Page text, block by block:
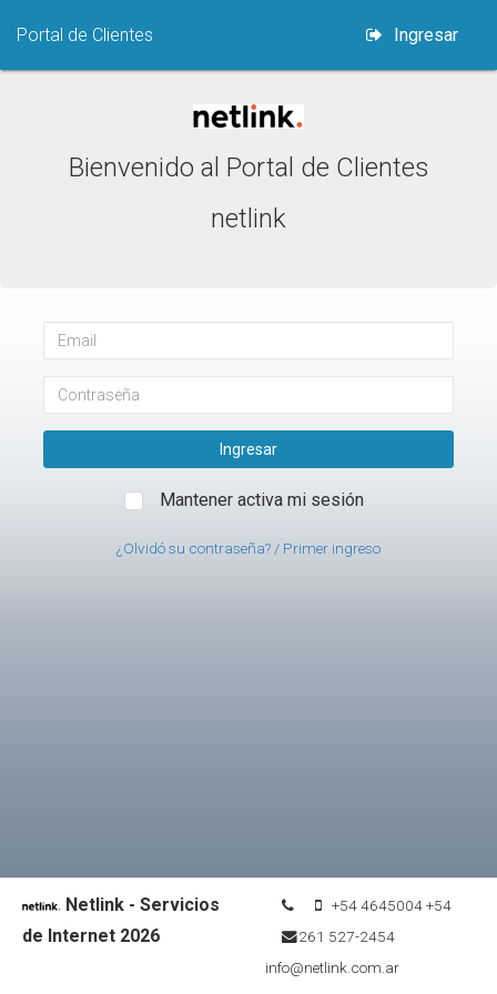
Portal de Clientes Ingresar
Bienvenido al Portal de Clientes
netlink
Mantener activa mi sesión
¿Olvidó su contraseña? / Primer ingreso
Netlink - Servicios
de Internet 2026
+54 4645004+54
261 527-2454
info@netlink.com.ar